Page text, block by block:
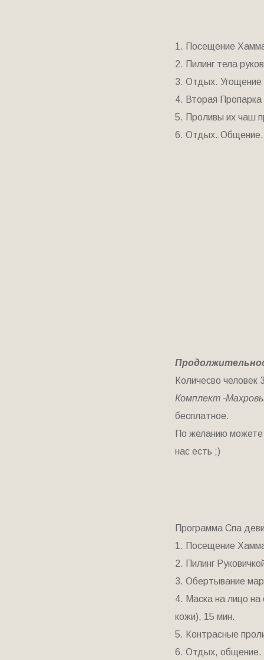
1. Посещение
2. Пилинг тела
3. Отдых. Угощение
4. Вторая
5. Проливы их чаш
6. Отдых. Общение.
Количесво человек
Комплект -
бесплатное.
По желанию можете
нас есть ;)
Программа Спа
1. Посещение
2. Пилинг
3. Обертывание
4. Маска на лицо на
кожи), 15 мин.
5. Контрасные
6. Отдых, общение.